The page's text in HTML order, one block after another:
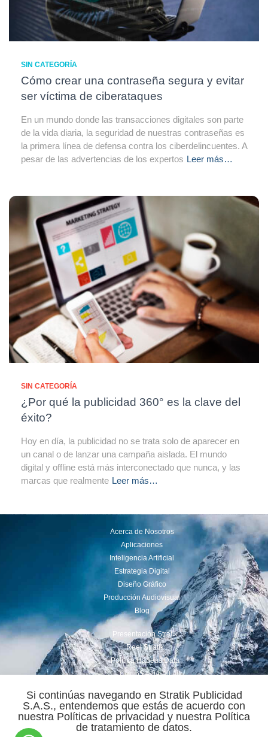
SIN CATEGORÍA
Cómo crear una contraseña segura y evitar
ser víctima de ciberataques
En un mundo donde las transacciones digitales son parte
de la vida diaria, la seguridad de nuestras contraseñas es
la primera línea de defensa contra los ciberdelincuentes. A
pesar de las advertencias de los expertos Leer más…
SIN CATEGORÍA
¿Por qué la publicidad 360° es la clave del
éxito?
Hoy en día, la publicidad no se trata solo de aparecer en
un canal o de lanzar una campaña aislada. El mundo
digital y offline está más interconectado que nunca, y las
marcas que realmente Leer más…
Acerca de Nosotros
Aplicaciones
Inteligencia Artificial
Estrategia Digital
Diseño Gráfico
Producción Audiovisual
Blog
Presentación Stratik
Reel Stratik
Política Habeas Data
Cra. 65 # 94-40
comercial@stratik.com.co
Power By : Stratik ® 2022
Si continúas navegando en Stratik Publicidad
S.A.S., entendemos que estás de acuerdo con
nuestra Políticas de privacidad y nuestra Política
de tratamiento de datos.